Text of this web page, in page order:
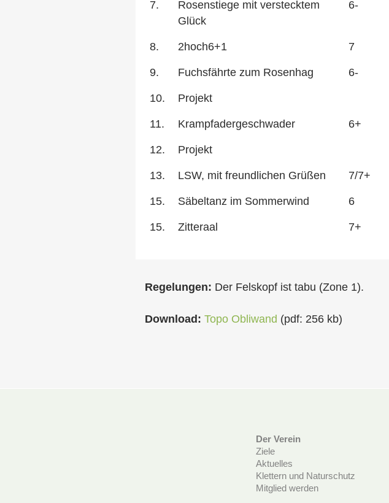
7.
Rosenstiege mit verstecktem
Glück
6-
8. 2hoch6+1 7
9. Fuchsfährte zum Rosenhag 6-
10. Projekt
11. Krampfadergeschwader 6+
12. Projekt
13. LSW, mit freundlichen Grüßen 7/7+
15. Säbeltanz im Sommerwind 6
15. Zitteraal 7+
Regelungen: Der Felskopf ist tabu (Zone 1).
Download: Topo Obliwand (pdf: 256 kb)
Der Verein
Ziele
Aktuelles
Klettern und Naturschutz
Mitglied werden